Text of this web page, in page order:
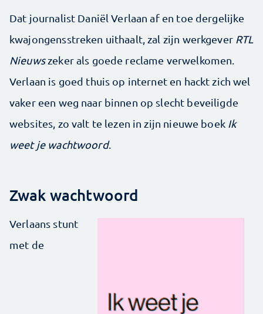
Dat journalist Daniël Verlaan af en toe dergelijke
kwajongensstreken uithaalt, zal zijn werkgever RTL
Nieuwszeker als goede reclame verwelkomen.
Verlaan is goed thuis op internet en hackt zich wel
vaker een weg naar binnen op slecht beveiligde
websites, zo valt te lezen in zijn nieuwe boek Ik
weet je wachtwoord.
Zwak wachtwoord
Verlaans stunt
met de